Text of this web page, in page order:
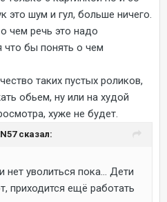
это шум и гул, больше ничего.
чем речь это надо
что бы понять о чем
таких пустых роликов,
обьем, ну или на худой
хуже не будет.
сказал:
уволиться пока... Дети
приходится ещё работать